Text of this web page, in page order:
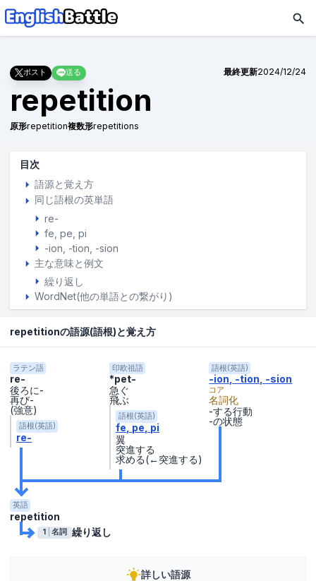
ポスト 送る 最終更新2024/12/24
repetition
原形repetition複数形repetitions
目次
語源と覚え方
同じ語根の英単語
re-
fe pe pi
-ion, -tion, -sion
主な意味と例文
繰り返し
WordNet(他の単語との繋がり)
repetitionの語源(語根)と覚え方
ラテン語
re-
後ろに-
再び-
(強意)
語根(英語)
re-
印欧祖語
*pet-
急ぐ
飛ぶ
語根(英語)
fe pe pi
翼
突進する
求める(←突進する)
語根(英語)
-ion, -tion, -sion
コア
名詞化
-する行動
-の状態
英語
repetition
1 名詞 繰り返し
詳しい語源